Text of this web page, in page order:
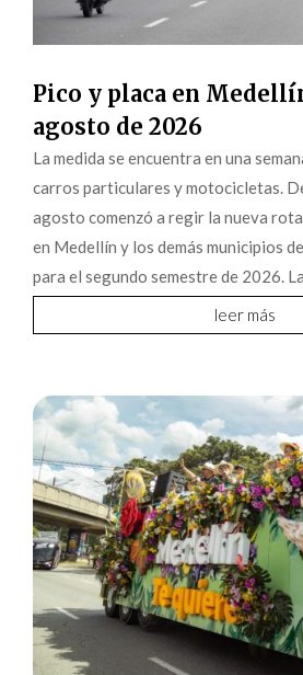
Pico y placa en
agosto de 2026
La medida se encuentra en una
carros particulares y motocicletas.
agosto comenzó a regir la nueva
en Medellín y los demás municipios
para el segundo semestre de 2026.
leer más